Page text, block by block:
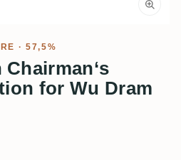
· 57,5%
for Wu Dram